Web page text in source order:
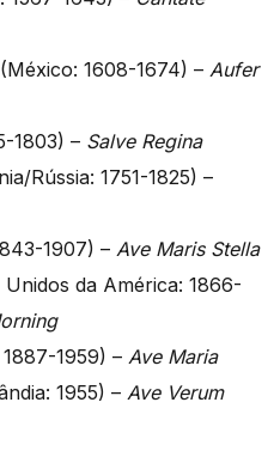
(México: 1608-1674) – Aufer
1803) – Salve Regina
Rússia: 1751-1825) –
1907) – Ave Maris Stella
Unidos da América: 1866-
1959) – Ave Maria
1955) – Ave Verum